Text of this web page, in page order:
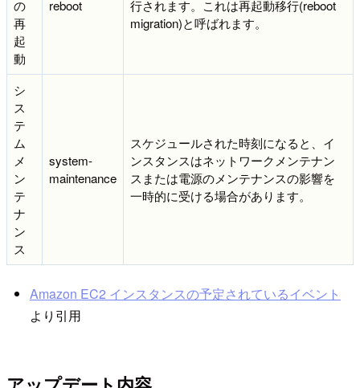
の
再
起
動
reboot
行されます。これは再起動移行(reboot
migration)と呼ばれます。
シ
ス
テ
ム
メ
ン
テ
ナ
ン
ス
system-
maintenance
スケジュールされた時刻になると、イ
ンスタンスはネットワークメンテナン
スまたは電源のメンテナンスの影響を
一時的に受ける場合があります。
Amazon EC2 インスタンスの予定されているイベント
より引用